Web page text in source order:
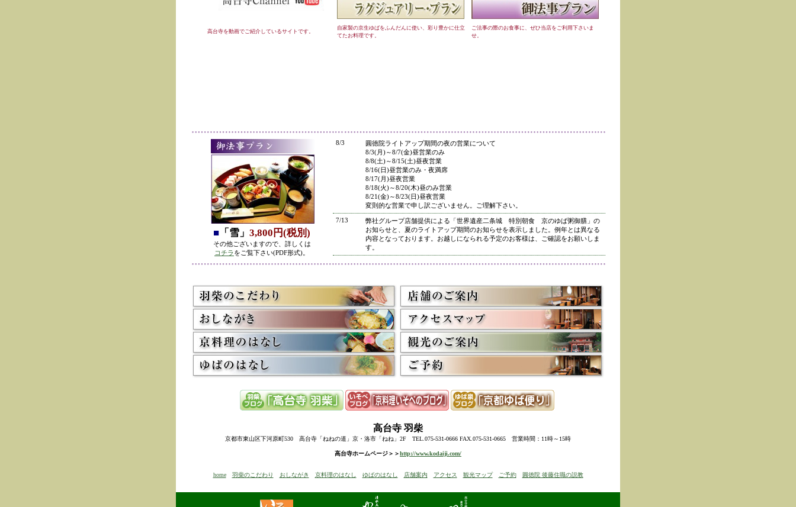
高台寺を動画でご紹介しているサイトです。
自家製の京生ゆばをふんだんに使い、彩り豊かに仕立
てたお料理です。
ご法事の際のお食事に、ぜひ当店をご利用下さいま
せ。
■ 「雪」 3,800円(税別)
その他ございますので、詳しくは
コチラ をご覧下さい(PDF形式)。
8/3
圓徳院ライトアップ期間の夜の営業について
8/3(月)～8/7(金)昼営業のみ
8/8(土)～8/15(土)昼夜営業
8/16(日)昼営業のみ・夜満席
8/17(月)昼夜営業
8/18(火)～8/20(木)昼のみ営業
8/21(金)～8/23(日)昼夜営業
変則的な営業で申し訳ございません。ご理解下さい。
7/13
弊社グループ店舗提供による「世界遺産二条城 特別朝食 京のゆば粥御膳」の
お知らせと、夏のライトアップ期間のお知らせを表示しました。例年とは異なる
内容となっております。お越しになられる予定のお客様は、ご確認をお願いしま
す。
5/8
高台寺・圓徳院 春のライトアップ終了に伴い、表示を削除しました。
3/2
京料理いそべ担当・世界遺産二条城での特別昼食、高台寺冬の夜の茶会「夜咄」
終了に伴い削除させていただきました。多くのお客様にご利用いただきありがと
うございました。
高台寺・圓徳院・春の夜間ライトアップのお知らせを表示しました。
お越しの際のお食事に、ぜひ当店をご利用下さい。
12/15
高台寺・秋の夜間特別拝観終了に伴い、表示を削除させていただきました。
たくさんのお客様にお越しいただき、ありがとうございました。
来年1月からの催しを2件表示させていただきました。
ぜひご予約下さい。
12/13(土)は寺院行事の為、休業とさせていただきます。
10/20
高台寺・圓徳院・秋の夜間特別拝観のお知らせを表示しました。
前日までにご予約ください。
当日はお並びいただいた順に席へご案内いたします。
8/18 高台寺・秋の夜の観月茶会と秋の夜間特別拝観のお知らせを表示しました
らせを追加しました。
5/26 昨今の原材料費・燃料費・人件費等の高騰によりやむを得ず、価格改定をさせて
いただきます
高台寺 羽柴
京都市東山区下河原町530 高台寺「ねねの道」京・洛市「ねね」2F TEL.075-531-0666 FAX.075-531-0665 営業時間：11時～15時
高台寺ホームページ＞＞http://www.kodaiji.com/
home 羽柴のこだわり おしながき 京料理のはなし ゆばのはなし 店舗案内 アクセス 観光マップ ご予約 圓徳院 後藤住職の説教